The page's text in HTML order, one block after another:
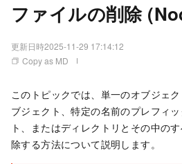
ファイルの削除
更新日時2025-11-29 17:14:12
Copy as MD
このトピックでは、単一のオブジェ
ブジェクト、特定の名前のプレフィ
ト、またはディレクトリとその中の
除する方法について説明します。